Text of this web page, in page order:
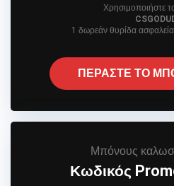
Χρησιμοποιήστε
1 δωρεάν θυρίδα
ΠΕΡΑΣΤΕ ΤΟ
Μπόνους
Κωδικός